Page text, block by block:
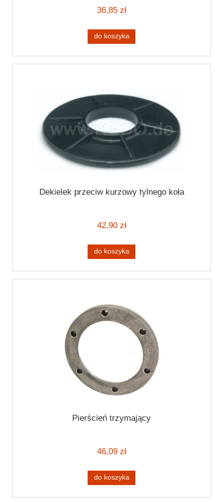
36,85 zł
do koszyka
Dekielek przeciw kurzowy tylnego koła
42,90 zł
do koszyka
Pierścień trzymający
46,09 zł
do koszyka